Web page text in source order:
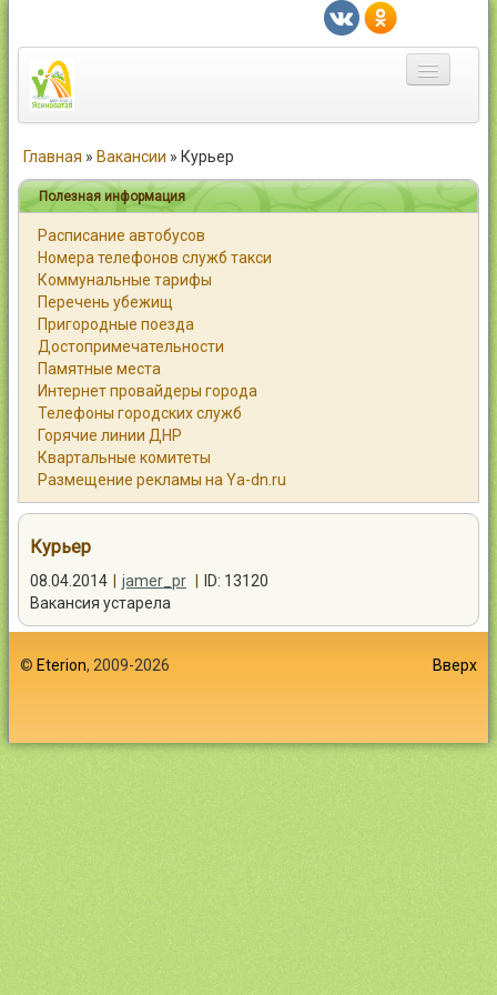
Город
Статьи
Каталог
Справочник
Работа
Объявления
Помощь
Контакты
Главная » Вакансии » Курьер
Полезная информация
Расписание автобусов
Номера телефонов служб такси
Коммунальные тарифы
Перечень убежищ
Пригородные поезда
Достопримечательности
Памятные места
Интернет провайдеры города
Телефоны городских служб
Горячие линии ДНР
Квартальные комитеты
Размещение рекламы на Ya-dn.ru
Курьер
08.04.2014 jamer_pr
ID: 13120
Вакансия устарела
© Eterion, 2009-2026 Вверх